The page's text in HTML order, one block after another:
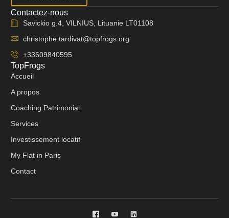
Contactez-nous
Savickio g.4, VILNIUS, Lituanie LT01108
christophe.tardivat@topfrogs.org
+33609840595
TopFrogs
Accueil
A propos
Coaching Patrimonial
Services
Investissement locatif
My Flat in Paris
Contact